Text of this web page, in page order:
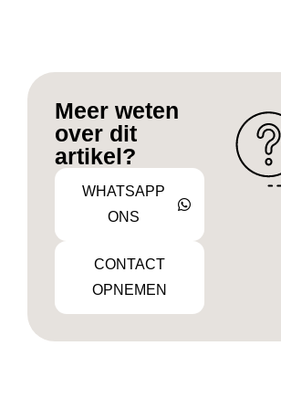
Meer weten
over dit
artikel?
WHATSAPP
ONS
CONTACT
OPNEMEN